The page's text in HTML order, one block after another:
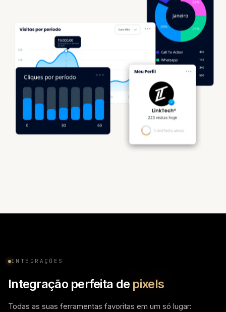
INTEGRAÇÕES
Integração perfeita de pixels
Todas as suas ferramentas favoritas em um só lugar: